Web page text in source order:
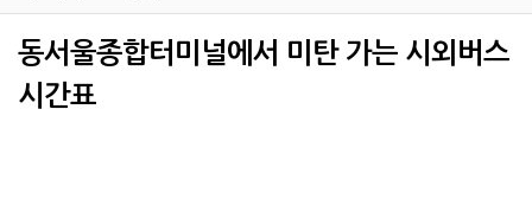
동서울종합터미널에서 미탄 가는 시외버스
시간표